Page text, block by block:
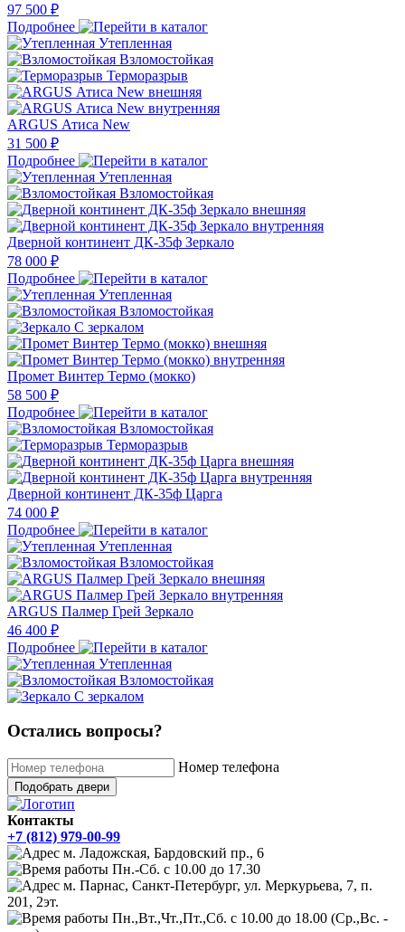
97 500 ₽
Подробнее
Утепленная
Взломостойкая
Терморазрыв
ARGUS Атиса New
31 500 ₽
Подробнее
Утепленная
Взломостойкая
Дверной континент ДК-35ф Зеркало
78 000 ₽
Подробнее
Утепленная
Взломостойкая
С зеркалом
Промет Винтер Термо (мокко)
58 500 ₽
Подробнее
Взломостойкая
Терморазрыв
Дверной континент ДК-35ф Царга
74 000 ₽
Подробнее
Утепленная
Взломостойкая
ARGUS Палмер Грей Зеркало
46 400 ₽
Подробнее
Утепленная
Взломостойкая
С зеркалом
Остались вопросы?
Номер телефона
Подобрать двери
Контакты
+7 (812) 979-00-99
м. Ладожская, Бардовский пр., 6
Пн.-Сб. с 10.00 до 17.30
м. Парнас, Санкт-Петербург, ул. Меркурьева, 7, п.
201, 2эт.
Пн.,Вт.,Чт.,Пт.,Сб. с 10.00 до 18.00 (Ср.,Вс. -